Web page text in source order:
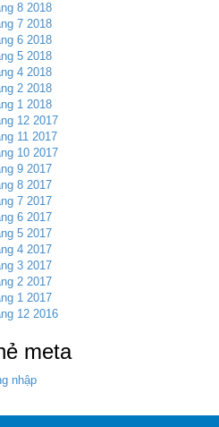
8 2018
7 2018
6 2018
5 2018
4 2018
2 2018
1 2018
12 2017
11 2017
10 2017
9 2017
8 2017
7 2017
6 2017
5 2017
4 2017
3 2017
2 2017
1 2017
12 2016
meta
nhập